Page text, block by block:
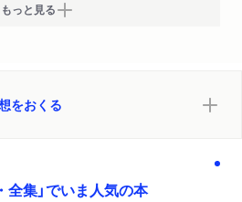
もっと見る
をおくる
全集」でいま人気の本